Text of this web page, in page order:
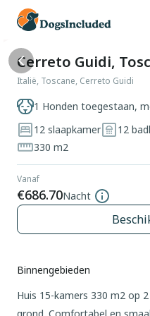
Cerreto Guidi,
Italië, Toscane, Cerreto Guidi
1 Honden toegestaan,
12 slaapkamer
12
330 m2
Vanaf
€686.70Nacht
Binnengebieden
Huis 15-kamers 330 m2 op